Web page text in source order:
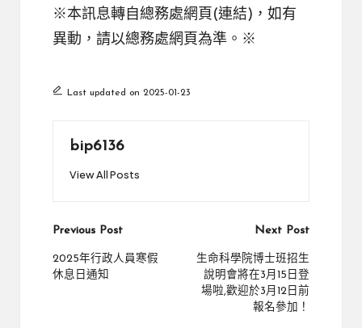
※本訊息轉自總務處網頁(連結)，如有
異動，請以總務處網頁為準。※
Last updated on 2025-01-23
bip6136
View All Posts
Post
navigation
Previous Post
2025年行政人員寒假
休息日通知
Next Post
生命科學院博士班招生
說明會將在3月15日登
場啦,歡迎於3月12日前
報名參加！